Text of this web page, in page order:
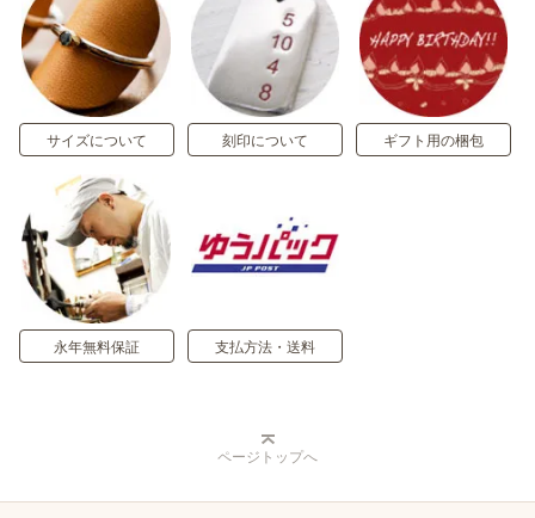
サイズについて 刻印について ギフト用の梱包
永年無料保証 支払方法・送料
ページトップへ